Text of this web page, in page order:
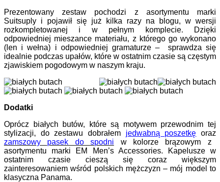
Prezentowany zestaw pochodzi z asortymentu marki
Suitsuply i pojawił się już kilka razy na blogu, w wersji
rozkompletowanej i w pełnym komplecie. Dzięki
odpowiedniej mieszance materiału, z którego go wykonano
(len i wełna) i odpowiedniej gramaturze – sprawdza się
idealnie podczas upałów, które w ostatnim czasie są częstym
zjawiskiem pogodowym w naszym kraju.
Dodatki
Oprócz białych butów, które są motywem przewodnim tej
stylizacji, do zestawu dobrałem jedwabną poszetkę oraz
zamszowy pasek do spodni w kolorze brązowym z
asortymentu marki EM Men’s Accessories. Kapelusze w
ostatnim czasie cieszą się coraz większym
zainteresowaniem wśród polskich mężczyzn – mój model to
klasyczna Panama.